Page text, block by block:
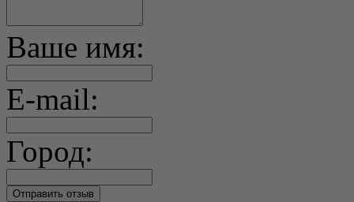
Ваше имя:
E-mail:
Город: